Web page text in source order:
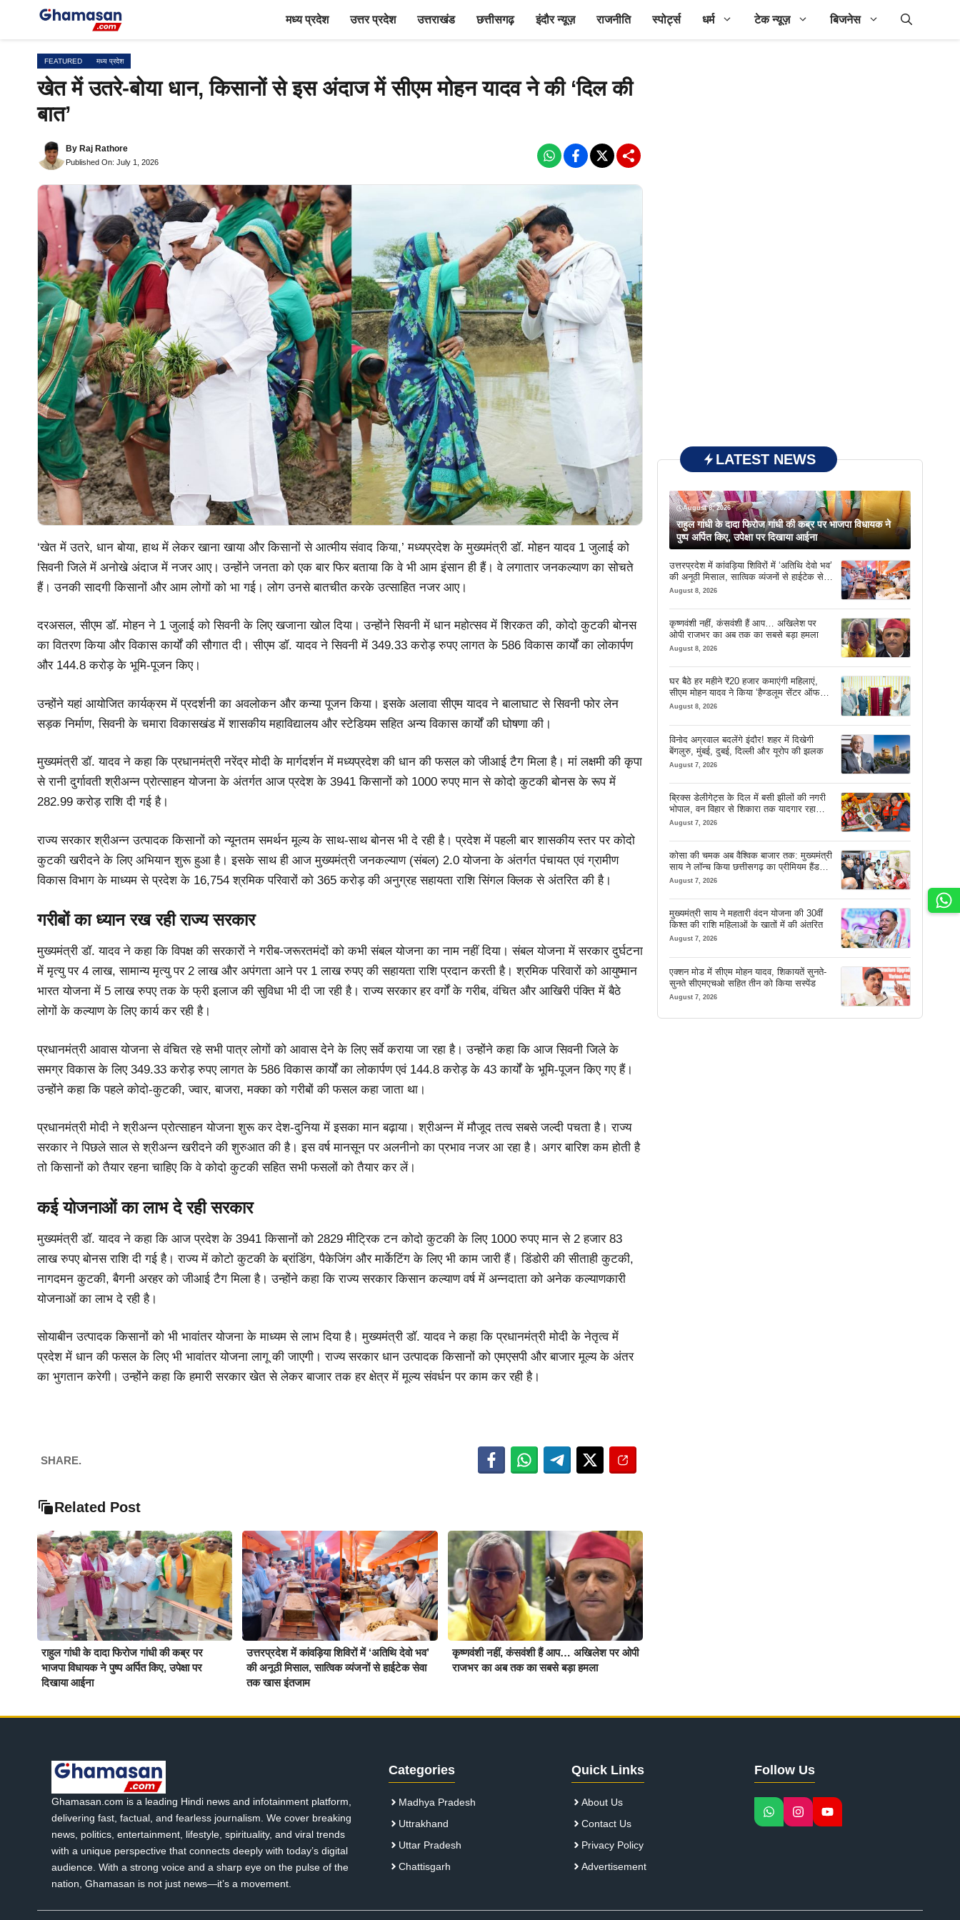
मध्य प्रदेश उत्तर प्रदेश उत्तराखंड छत्तीसगढ़ इंदौर न्यूज़ राजनीति स्पोर्ट्स धर्म टेक न्यूज़ बिजनेस
FEATURED मध्य प्रदेश
खेत में उतरे-बोया धान, किसानों से इस अंदाज में सीएम मोहन यादव ने की ‘दिल की
बात’
By Raj Rathore
Published On: July 1, 2026
‘खेत में उतरे, धान बोया, हाथ में लेकर खाना खाया और किसानों से आत्मीय संवाद किया,’ मध्यप्रदेश के मुख्यमंत्री डॉ. मोहन यादव 1 जुलाई को
सिवनी जिले में अनोखे अंदाज में नजर आए। उन्होंने जनता को एक बार फिर बताया कि वे भी आम इंसान ही हैं। वे लगातार जनकल्याण का सोचते
हैं। उनकी सादगी किसानों और आम लोगों को भा गई। लोग उनसे बातचीत करके उत्साहित नजर आए।
दरअसल, सीएम डॉ. मोहन ने 1 जुलाई को सिवनी के लिए खजाना खोल दिया। उन्होंने सिवनी में धान महोत्सव में शिरकत की, कोदो कुटकी बोनस
का वितरण किया और विकास कार्यों की सौगात दी। सीएम डॉ. यादव ने सिवनी में 349.33 करोड़ रुपए लागत के 586 विकास कार्यों का लोकार्पण
और 144.8 करोड़ के भूमि-पूजन किए।
उन्होंने यहां आयोजित कार्यक्रम में प्रदर्शनी का अवलोकन और कन्या पूजन किया। इसके अलावा सीएम यादव ने बालाघाट से सिवनी फोर लेन
सड़क निर्माण, सिवनी के चमारा विकासखंड में शासकीय महाविद्यालय और स्टेडियम सहित अन्य विकास कार्यों की घोषणा की।
मुख्यमंत्री डॉ. यादव ने कहा कि प्रधानमंत्री नरेंद्र मोदी के मार्गदर्शन में मध्यप्रदेश की धान की फसल को जीआई टैग मिला है। मां लक्षमी की कृपा
से रानी दुर्गावती श्रीअन्न प्रोत्साहन योजना के अंतर्गत आज प्रदेश के 3941 किसानों को 1000 रुपए मान से कोदो कुटकी बोनस के रूप में
282.99 करोड़ राशि दी गई है।
राज्य सरकार श्रीअन्न उत्पादक किसानों को न्यूनतम समर्थन मूल्य के साथ-साथ बोनस भी दे रही है। प्रदेश में पहली बार शासकीय स्तर पर कोदो
कुटकी खरीदने के लिए अभियान शुरू हुआ है। इसके साथ ही आज मुख्यमंत्री जनकल्याण (संबल) 2.0 योजना के अंतर्गत पंचायत एवं ग्रामीण
विकास विभाग के माध्यम से प्रदेश के 16,754 श्रमिक परिवारों को 365 करोड़ की अनुग्रह सहायता राशि सिंगल क्लिक से अंतरित की है।
गरीबों का ध्यान रख रही राज्य सरकार
मुख्यमंत्री डॉ. यादव ने कहा कि विपक्ष की सरकारों ने गरीब-जरूरतमंदों को कभी संबल योजना का नाम नहीं दिया। संबल योजना में सरकार दुर्घटना
में मृत्यु पर 4 लाख, सामान्य मृत्यु पर 2 लाख और अपंगता आने पर 1 लाख रुपए की सहायता राशि प्रदान करती है। श्रमिक परिवारों को आयुष्मान
भारत योजना में 5 लाख रुपए तक के फ्री इलाज की सुविधा भी दी जा रही है। राज्य सरकार हर वर्गों के गरीब, वंचित और आखिरी पंक्ति में बैठे
लोगों के कल्याण के लिए कार्य कर रही है।
प्रधानमंत्री आवास योजना से वंचित रहे सभी पात्र लोगों को आवास देने के लिए सर्वे कराया जा रहा है। उन्होंने कहा कि आज सिवनी जिले के
समग्र विकास के लिए 349.33 करोड़ रुपए लागत के 586 विकास कार्यों का लोकार्पण एवं 144.8 करोड़ के 43 कार्यों के भूमि-पूजन किए गए हैं।
उन्होंने कहा कि पहले कोदो-कुटकी, ज्वार, बाजरा, मक्का को गरीबों की फसल कहा जाता था।
प्रधानमंत्री मोदी ने श्रीअन्न प्रोत्साहन योजना शुरू कर देश-दुनिया में इसका मान बढ़ाया। श्रीअन्न में मौजूद तत्व सबसे जल्दी पचता है। राज्य
सरकार ने पिछले साल से श्रीअन्न खरीदने की शुरुआत की है। इस वर्ष मानसून पर अलनीनो का प्रभाव नजर आ रहा है। अगर बारिश कम होती है
तो किसानों को तैयार रहना चाहिए कि वे कोदो कुटकी सहित सभी फसलों को तैयार कर लें।
कई योजनाओं का लाभ दे रही सरकार
मुख्यमंत्री डॉ. यादव ने कहा कि आज प्रदेश के 3941 किसानों को 2829 मीट्रिक टन कोदो कुटकी के लिए 1000 रुपए मान से 2 हजार 83
लाख रुपए बोनस राशि दी गई है। राज्य में कोटो कुटकी के ब्रांडिंग, पैकेजिंग और मार्केटिंग के लिए भी काम जारी हैं। डिंडोरी की सीताही कुटकी,
नागदमन कुटकी, बैगनी अरहर को जीआई टैग मिला है। उन्होंने कहा कि राज्य सरकार किसान कल्याण वर्ष में अन्नदाता को अनेक कल्याणकारी
योजनाओं का लाभ दे रही है।
सोयाबीन उत्पादक किसानों को भी भावांतर योजना के माध्यम से लाभ दिया है। मुख्यमंत्री डॉ. यादव ने कहा कि प्रधानमंत्री मोदी के नेतृत्व में
प्रदेश में धान की फसल के लिए भी भावांतर योजना लागू की जाएगी। राज्य सरकार धान उत्पादक किसानों को एमएसपी और बाजार मूल्य के अंतर
का भुगतान करेगी। उन्होंने कहा कि हमारी सरकार खेत से लेकर बाजार तक हर क्षेत्र में मूल्य संवर्धन पर काम कर रही है।
SHARE.
Related Post
राहुल गांधी के दादा फिरोज गांधी की कब्र पर
भाजपा विधायक ने पुष्प अर्पित किए, उपेक्षा पर
दिखाया आईना
उत्तरप्रदेश में कांवड़िया शिविरों में ‘अतिथि देवो भव’
की अनूठी मिसाल, सात्विक व्यंजनों से हाईटेक सेवा
तक खास इंतजाम
कृष्णवंशी नहीं, कंसवंशी हैं आप… अखिलेश पर ओपी
राजभर का अब तक का सबसे बड़ा हमला
LATEST NEWS
August 8, 2026
राहुल गांधी के दादा फिरोज गांधी की कब्र पर भाजपा विधायक ने
पुष्प अर्पित किए, उपेक्षा पर दिखाया आईना
उत्तरप्रदेश में कांवड़िया शिविरों में ‘अतिथि देवो भव’
की अनूठी मिसाल, सात्विक व्यंजनों से हाईटेक सेवा
तक खास इंतजाम
August 8, 2026
कृष्णवंशी नहीं, कंसवंशी हैं आप… अखिलेश पर
ओपी राजभर का अब तक का सबसे बड़ा हमला
August 8, 2026
घर बैठे हर महीने ₹20 हजार कमाएंगी महिलाएं,
सीएम मोहन यादव ने किया ‘हैण्डलूम सेंटर ऑफ
एक्सीलेंस’ का शुभारंभ
August 8, 2026
विनोद अग्रवाल बदलेंगे इंदौर! शहर में दिखेगी
बेंगलुरु, मुंबई, दुबई, दिल्ली और यूरोप की झलक
August 7, 2026
ब्रिक्स डेलीगेट्स के दिल में बसी झीलों की नगरी
भोपाल, वन विहार से शिकारा तक यादगार रहा
सफर
August 7, 2026
कोसा की चमक अब वैश्विक बाजार तक: मुख्यमंत्री
साय ने लॉन्च किया छत्तीसगढ़ का प्रीमियम हैंडलूम
ब्रांड ‘कोशल फैब’
August 7, 2026
मुख्यमंत्री साय ने महतारी वंदन योजना की 30वीं
किश्त की राशि महिलाओं के खातों में की अंतरित
August 7, 2026
एक्शन मोड में सीएम मोहन यादव, शिकायतें सुनते-
सुनते सीएमएचओ सहित तीन को किया सस्पेंड
August 7, 2026
Ghamasan.com is a leading Hindi news and infotainment platform,
delivering fast, factual, and fearless journalism. We cover breaking
news, politics, entertainment, lifestyle, spirituality, and viral trends
with a unique perspective that connects deeply with today’s digital
audience. With a strong voice and a sharp eye on the pulse of the
nation, Ghamasan is not just news—it’s a movement.
Categories
Madhya Pradesh
Uttrakhand
Uttar Pradesh
Chattisgarh
Quick Links
About Us
Contact Us
Privacy Policy
Advertisement
Follow Us